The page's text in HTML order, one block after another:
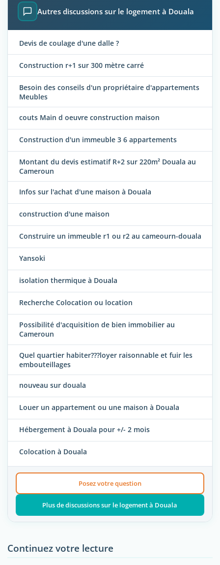
Autres discussions sur le logement à Douala
Devis de coulage d'une dalle ?
Construction r+1 sur 300 mètre carré
Besoin des conseils d'un propriétaire d'appartements
Meubles
couts Main d oeuvre construction maison
Construction d'un immeuble 3 6 appartements
Montant du devis estimatif R+2 sur 220m² Douala au
Cameroun
Infos sur l'achat d'une maison à Douala
construction d'une maison
Construire un immeuble r1 ou r2 au cameourn-douala
Yansoki
isolation thermique à Douala
Recherche Colocation ou location
Possibilité d'acquisition de bien immobilier au
Cameroun
Quel quartier habiter???loyer raisonnable et fuir les
embouteillages
nouveau sur douala
Louer un appartement ou une maison à Douala
Hébergement à Douala pour +/- 2 mois
Colocation à Douala
Posez votre question
Plus de discussions sur le logement à Douala
Continuez votre lecture